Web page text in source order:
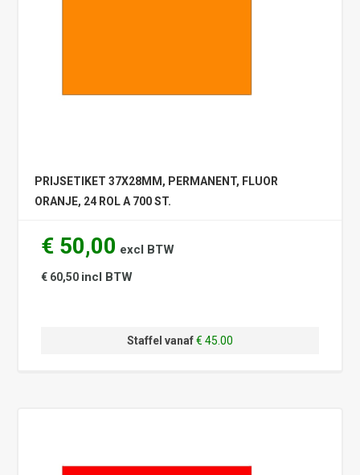
PRIJSETIKET 37X28MM, PERMANENT, FLUOR
ORANJE, 24 ROL A 700 ST.
€ 50,00 excl BTW
€ 60,50 incl BTW
Staffel vanaf€ 45.00